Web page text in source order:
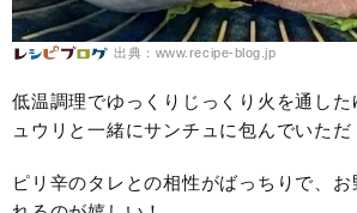
出典：www.recipe-blog.jp
低温調理でゆっくりじっくり火を通し
ュウリと一緒にサンチュに包んでいただ
ピリ辛のタレとの相性がばっちりで、